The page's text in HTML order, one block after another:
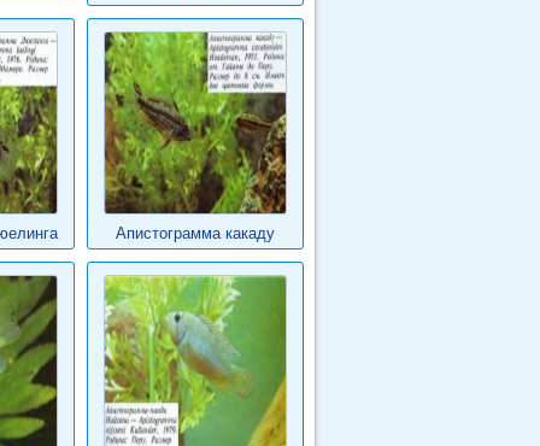
Апистограмма какаду